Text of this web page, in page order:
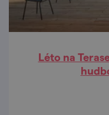
Léto na